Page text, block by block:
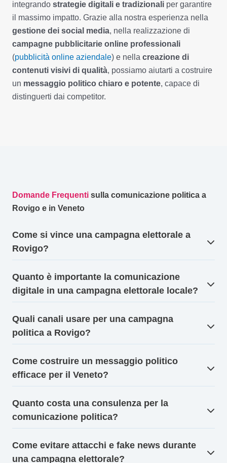
integrando strategie digitali e tradizionali per garantire
il massimo impatto. Grazie alla nostra esperienza nella
gestione dei social media, nella realizzazione di
campagne pubblicitarie online professionali
(pubblicità online aziendale) e nella creazione di
contenuti visivi di qualità, possiamo aiutarti a costruire
un messaggio politico chiaro e potente, capace di
distinguerti dai competitor.
Domande Frequenti sulla comunicazione politica a
Rovigo e in Veneto
Come si vince una campagna elettorale a
Rovigo?
Quanto è importante la comunicazione
digitale in una campagna elettorale locale?
Quali canali usare per una campagna
politica a Rovigo?
Come costruire un messaggio politico
efficace per il Veneto?
Quanto costa una consulenza per la
comunicazione politica?
Come evitare attacchi e fake news durante
una campagna elettorale?